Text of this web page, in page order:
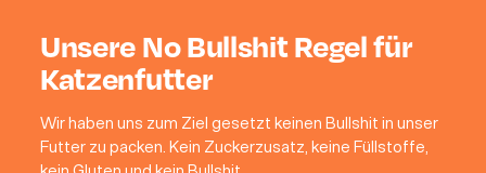
Unsere No Bullshit Regel für
Katzenfutter
Wir haben uns zum Ziel gesetzt keinen Bullshit in unser
Futter zu packen. Kein Zuckerzusatz, keine Füllstoffe,